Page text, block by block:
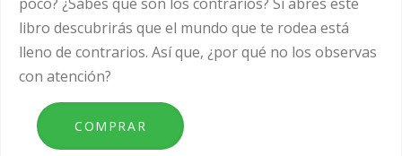
libro descubrirás que el mundo que te rodea está
lleno de contrarios. Así que, ¿por qué no los observas
con atención?